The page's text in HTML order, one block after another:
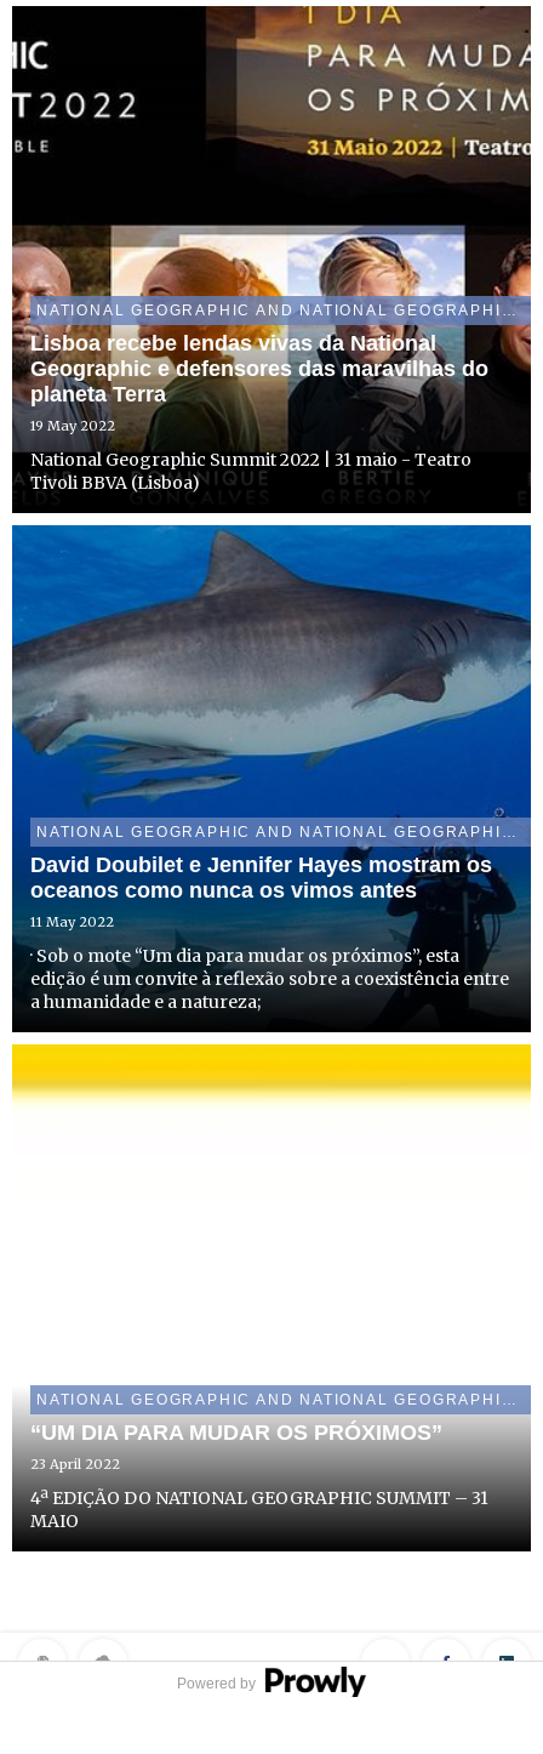
NATIONAL GEOGRAPHIC AND NATIONAL GEOGRAPHIC WILD
Lisboa recebe lendas vivas da National
Geographic e defensores das maravilhas do
planeta Terra
19 May 2022
National Geographic Summit 2022 | 31 maio - Teatro
Tivoli BBVA (Lisboa)
NATIONAL GEOGRAPHIC AND NATIONAL GEOGRAPHIC WILD
David Doubilet e Jennifer Hayes mostram os
oceanos como nunca os vimos antes
11 May 2022
· Sob o mote “Um dia para mudar os próximos”, esta
edição é um convite à reflexão sobre a coexistência entre
a humanidade e a natureza;
NATIONAL GEOGRAPHIC AND NATIONAL GEOGRAPHIC WILD
“UM DIA PARA MUDAR OS PRÓXIMOS”
23 April 2022
4ª EDIÇÃO DO NATIONAL GEOGRAPHIC SUMMIT – 31
MAIO
Powered by